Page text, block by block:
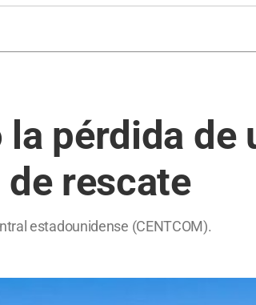
pérdida de
rescate
estadounidense (CENTCOM).